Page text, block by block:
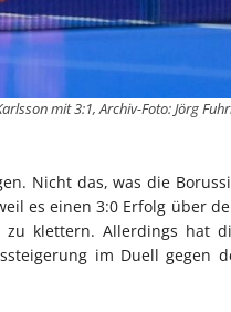
mit 3:1, Archiv-Foto: Jörg
Nicht das, was die
es einen 3:0 Erfolg über
klettern. Allerdings hat
im Duell gegen